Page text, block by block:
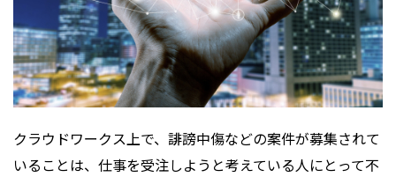
クラウドワークス上で、誹謗中傷などの案件が募集されて
いることは、仕事を受注しようと考えている人にとって不